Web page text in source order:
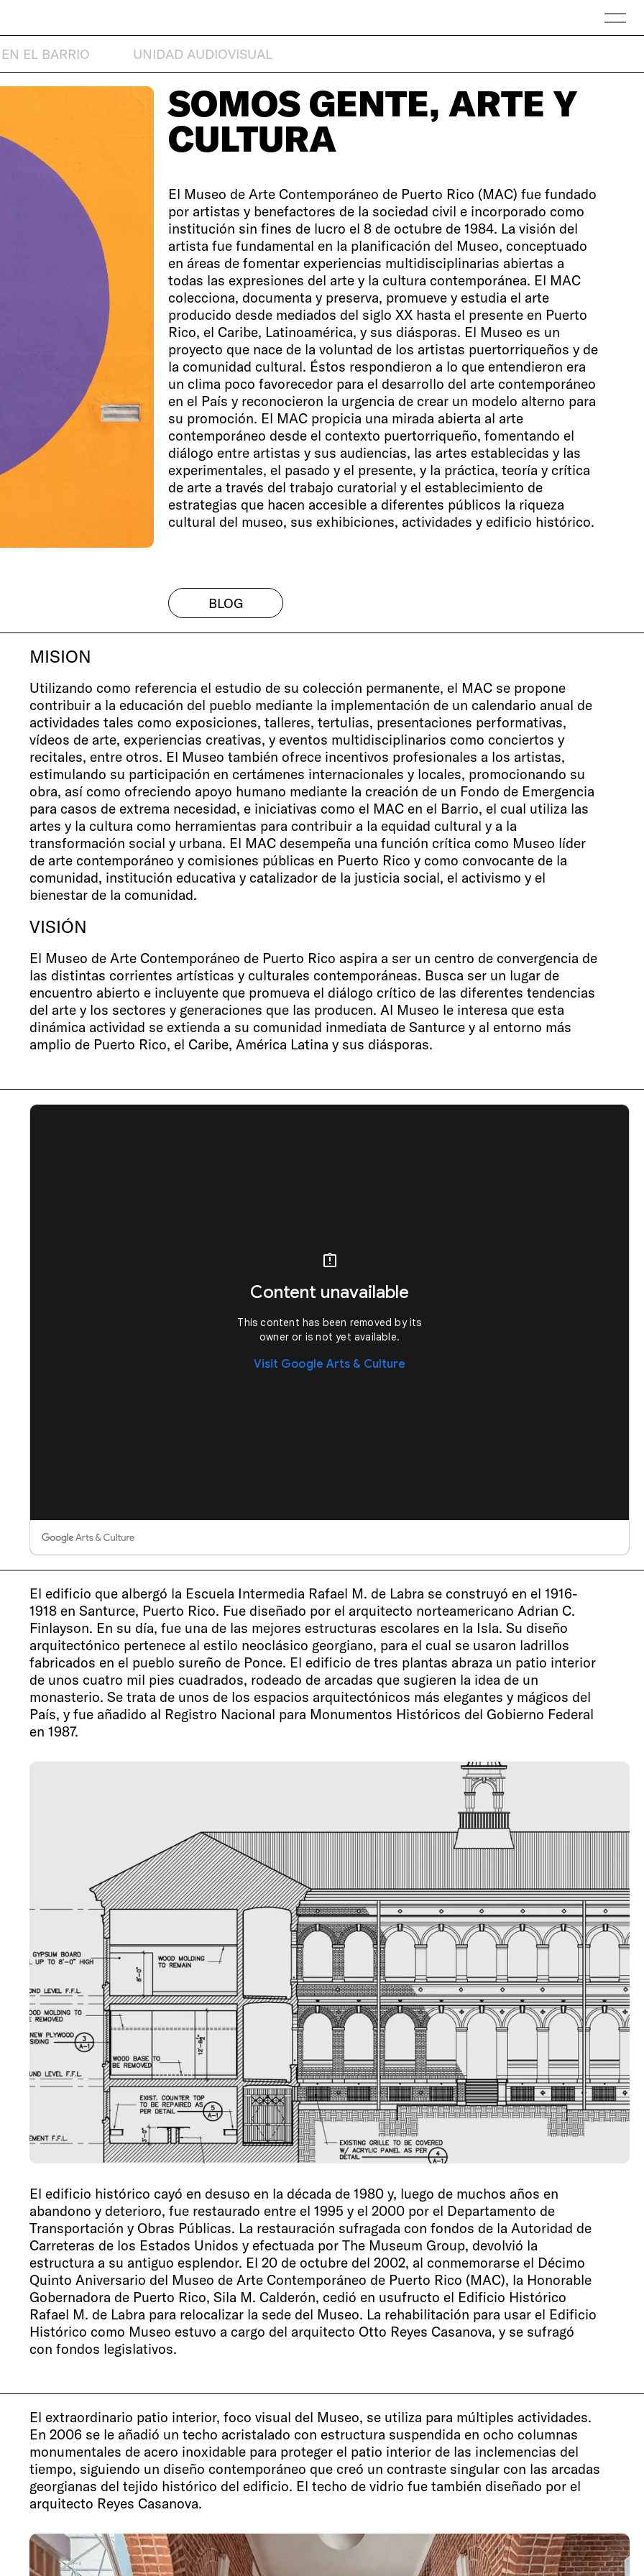
EL BARRIO UNIDAD AUDIOVISUAL
SOMOS GENTE, ARTE Y
CULTURA
El Museo de Arte Contemporáneo de Puerto Rico (MAC) fue fundado
por artistas y benefactores de la sociedad civil e incorporado como
institución sin fines de lucro el 8 de octubre de 1984. La visión del
artista fue fundamental en la planificación del Museo, conceptuado
en áreas de fomentar experiencias multidisciplinarias abiertas a
todas las expresiones del arte y la cultura contemporánea. El MAC
colecciona, documenta y preserva, promueve y estudia el arte
producido desde mediados del siglo XX hasta el presente en Puerto
Rico, el Caribe, Latinoamérica, y sus diásporas. El Museo es un
proyecto que nace de la voluntad de los artistas puertorriqueños y de
la comunidad cultural. Éstos respondieron a lo que entendieron era
un clima poco favorecedor para el desarrollo del arte contemporáneo
en el País y reconocieron la urgencia de crear un modelo alterno para
su promoción. El MAC propicia una mirada abierta al arte
contemporáneo desde el contexto puertorriqueño, fomentando el
diálogo entre artistas y sus audiencias, las artes establecidas y las
experimentales, el pasado y el presente, y la práctica, teoría y crítica
de arte a través del trabajo curatorial y el establecimiento de
estrategias que hacen accesible a diferentes públicos la riqueza
cultural del museo, sus exhibiciones, actividades y edificio histórico.
BLOG
MISION
Utilizando como referencia el estudio de su colección permanente, el MAC se propone
contribuir a la educación del pueblo mediante la implementación de un calendario anual de
actividades tales como exposiciones, talleres, tertulias, presentaciones performativas,
vídeos de arte, experiencias creativas, y eventos multidisciplinarios como conciertos y
recitales, entre otros. El Museo también ofrece incentivos profesionales a los artistas,
estimulando su participación en certámenes internacionales y locales, promocionando su
obra, así como ofreciendo apoyo humano mediante la creación de un Fondo de Emergencia
para casos de extrema necesidad, e iniciativas como el MAC en el Barrio, el cual utiliza las
artes y la cultura como herramientas para contribuir a la equidad cultural y a la
transformación social y urbana. El MAC desempeña una función crítica como Museo líder
de arte contemporáneo y comisiones públicas en Puerto Rico y como convocante de la
comunidad, institución educativa y catalizador de la justicia social, el activismo y el
bienestar de la comunidad.
VISIÓN
El Museo de Arte Contemporáneo de Puerto Rico aspira a ser un centro de convergencia de
las distintas corrientes artísticas y culturales contemporáneas. Busca ser un lugar de
encuentro abierto e incluyente que promueva el diálogo crítico de las diferentes tendencias
del arte y los sectores y generaciones que las producen. Al Museo le interesa que esta
dinámica actividad se extienda a su comunidad inmediata de Santurce y al entorno más
amplio de Puerto Rico, el Caribe, América Latina y sus diásporas.
El edificio que albergó la Escuela Intermedia Rafael M. de Labra se construyó en el 1916-
1918 en Santurce, Puerto Rico. Fue diseñado por el arquitecto norteamericano Adrian C.
Finlayson. En su día, fue una de las mejores estructuras escolares en la Isla. Su diseño
arquitectónico pertenece al estilo neoclásico georgiano, para el cual se usaron ladrillos
fabricados en el pueblo sureño de Ponce. El edificio de tres plantas abraza un patio interior
de unos cuatro mil pies cuadrados, rodeado de arcadas que sugieren la idea de un
monasterio. Se trata de unos de los espacios arquitectónicos más elegantes y mágicos del
País, y fue añadido al Registro Nacional para Monumentos Históricos del Gobierno Federal
en 1987.
El edificio histórico cayó en desuso en la década de 1980 y, luego de muchos años en
abandono y deterioro, fue restaurado entre el 1995 y el 2000 por el Departamento de
Transportación y Obras Públicas. La restauración sufragada con fondos de la Autoridad de
Carreteras de los Estados Unidos y efectuada por The Museum Group, devolvió la
estructura a su antiguo esplendor. El 20 de octubre del 2002, al conmemorarse el Décimo
Quinto Aniversario del Museo de Arte Contemporáneo de Puerto Rico (MAC), la Honorable
Gobernadora de Puerto Rico, Sila M. Calderón, cedió en usufructo el Edificio Histórico
Rafael M. de Labra para relocalizar la sede del Museo. La rehabilitación para usar el Edificio
Histórico como Museo estuvo a cargo del arquitecto Otto Reyes Casanova, y se sufragó
con fondos legislativos.
El extraordinario patio interior, foco visual del Museo, se utiliza para múltiples actividades.
En 2006 se le añadió un techo acristalado con estructura suspendida en ocho columnas
monumentales de acero inoxidable para proteger el patio interior de las inclemencias del
tiempo, siguiendo un diseño contemporáneo que creó un contraste singular con las arcadas
georgianas del tejido histórico del edificio. El techo de vidrio fue también diseñado por el
arquitecto Reyes Casanova.